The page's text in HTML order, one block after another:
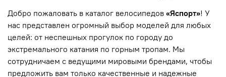
Добро пожаловать в каталог велосипедов «Яспорт»! У
нас представлен огромный выбор моделей для любых
целей: от неспешных прогулок по городу до
экстремального катания по горным тропам. Мы
сотрудничаем с ведущими мировыми брендами, чтобы
предложить вам только качественные и надежные